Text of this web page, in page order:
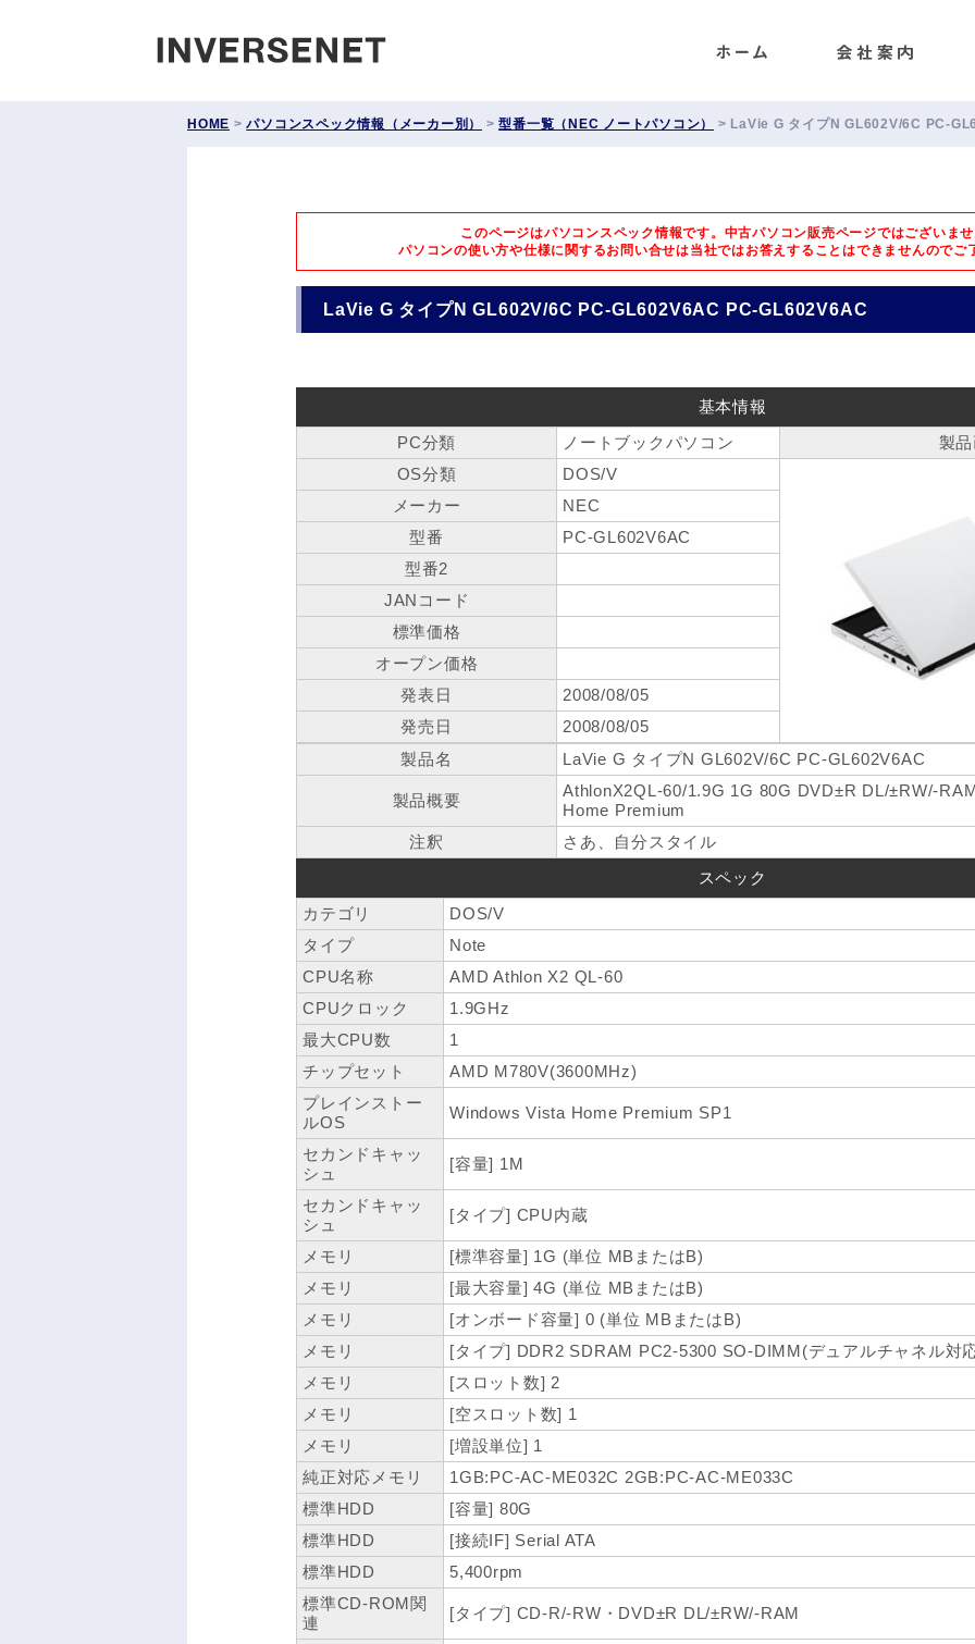
HOME >パソコンスペック情報（メーカー別） >型番一覧（NEC ノートパソコン） > LaVie G タイプN GL602V/6C PC-
このページはパソコンスペック情報です。中古パソコン販売ページではございま
パソコンの使い方や仕様に関するお問い合せは当社ではお答えすることはできませんのでご
LaVie G タイプN GL602V/6C PC-GL602V6AC PC-GL602V6AC
基本情報
PC分類
ノートブックパソコン
製
OS分類
DOS/V
メーカー
NEC
型番
PC-GL602V6AC
型番2
JANコード
標準価格
オープン価格
発表日
2008/08/05
発売日
2008/08/05
製品名
LaVie G タイプN GL602V/6C PC-GL602V6AC
製品概要
AthlonX2QL-60/1.9G 1G 80G DVD±R DL/±RW/-
Home Premium
注釈
さあ、自分スタイル
スペック
カテゴリ
DOS/V
タイプ
Note
CPU名称
AMD Athlon X2 QL-60
CPUクロック
1.9GHz
最大CPU数
1
チップセット
AMD M780V(3600MHz)
プレインストー
ルOS
Windows Vista Home Premium SP1
セカンドキャッ
シュ
[容量] 1M
セカンドキャッ
シュ
[タイプ] CPU内蔵
メモリ
[標準容量] 1G (単位 MBまたはB)
メモリ
[最大容量] 4G (単位 MBまたはB)
メモリ
[オンボード容量] 0 (単位 MBまたはB)
メモリ
[タイプ] DDR2 SDRAM PC2-5300 SO-DIMM(デュアルチャネル対
メモリ
[スロット数] 2
メモリ
[空スロット数] 1
メモリ
[増設単位] 1
純正対応メモリ
1GB:PC-AC-ME032C 2GB:PC-AC-ME033C
標準HDD
[容量] 80G
標準HDD
[接続IF] Serial ATA
標準HDD
5,400rpm
標準CD-ROM関
連
[タイプ] CD-R/-RW・DVD±R DL/±RW/-RAM